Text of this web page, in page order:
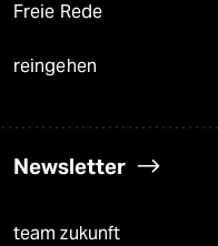
Freie Rede
reingehen
Newsletter
team zukunft